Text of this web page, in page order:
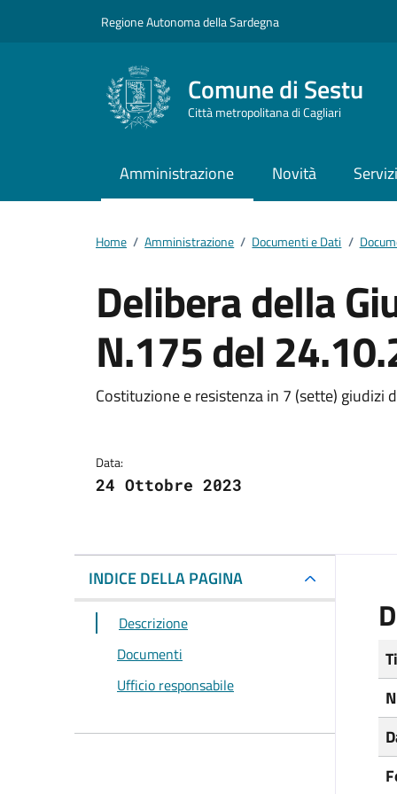
Regione Autonoma della Sardegna
Comune di Sestu
Città metropolitana di Cagliari
Amministrazione Novità Servizi
Home / Amministrazione / Documenti e Dati /
Delibera della
N.175 del
Dettagli del
Costituzione e resistenza in 7 (sette) giudizi
Data:
24 Ottobre 2023
INDICE DELLA PAGINA
Descrizione
Documenti
Ufficio responsabile